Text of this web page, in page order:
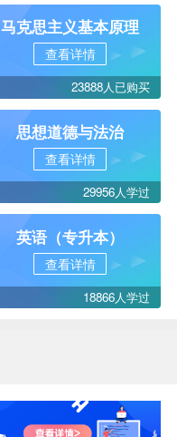
马克思主义基本原理
查看详情
23888人已购买
思想道德与法治
查看详情
29956人学过
英语（专升本）
查看详情
18866人学过